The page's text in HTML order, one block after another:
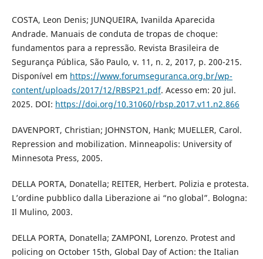
COSTA, Leon Denis; JUNQUEIRA, Ivanilda Aparecida
Andrade. Manuais de conduta de tropas de choque:
fundamentos para a repressão. Revista Brasileira de
Segurança Pública, São Paulo, v. 11, n. 2, 2017, p. 200-215.
Disponível em https://www.forumseguranca.org.br/wp-
content/uploads/2017/12/RBSP21.pdf. Acesso em: 20 jul.
2025. DOI: https://doi.org/10.31060/rbsp.2017.v11.n2.866
DAVENPORT, Christian; JOHNSTON, Hank; MUELLER, Carol.
Repression and mobilization. Minneapolis: University of
Minnesota Press, 2005.
DELLA PORTA, Donatella; REITER, Herbert. Polizia e protesta.
L’ordine pubblico dalla Liberazione ai “no global”. Bologna:
Il Mulino, 2003.
DELLA PORTA, Donatella; ZAMPONI, Lorenzo. Protest and
policing on October 15th, Global Day of Action: the Italian